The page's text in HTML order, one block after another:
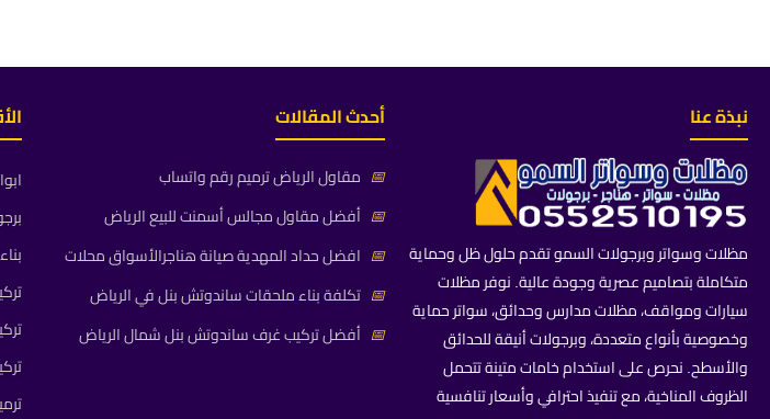
نبذة عنا
مظلات وسواتر وبرجولات السمو تقدم حلول ظل وحماية
متكاملة بتصاميم عصرية وجودة عالية. نوفر مظلات
سيارات ومواقف، مظلات مدارس وحدائق، سواتر حماية
وخصوصية بأنواع متعددة، وبرجولات أنيقة للحدائق
والأسطح. نحرص على استخدام خامات متينة تتحمل
الظروف المناخية، مع تنفيذ احترافي وأسعار تنافسية
أحدث المقالات
📅 مقاول الرياض ترميم رقم واتساب
📅 أفضل مقاول مجالس أسمنت للبيع الرياض
📅 افضل حداد المهدية صيانة هناجرالأسواق محلات
📅 تكلفة بناء ملحقات ساندوتش بنل في الرياض
📅 أفضل تركيب غرف ساندوتش بنل شمال الرياض